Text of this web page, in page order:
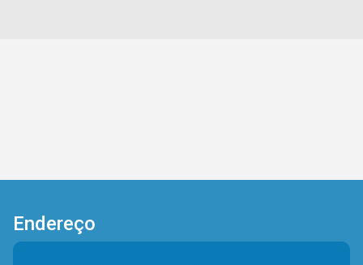
A região conta com áreas de lazer como o
Parque Uga Uga, além da FATEC Americana,
Endereço